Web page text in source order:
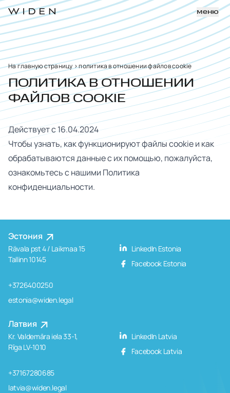
меню
На главную страницу>политика в отношении файлов cookie
ПОЛИТИКА В ОТНОШЕНИИ
ФАЙЛОВ COOKIE
Действует с 16.04.2024
Чтобы узнать, как функционируют файлы cookie и как
обрабатываются данные с их помощью, пожалуйста,
ознакомьтесь с нашими Политика
конфиденциальности.
Эстония
Rävala pst 4 / Laikmaa 15
Tallinn 10145
+3726400250
estonia@widen.legal
LinkedIn Estonia
Facebook Estonia
Латвия
Kr. Valdemāra iela 33-1,
Rīga LV-1010
+37167280685
latvia@widen.legal
LinkedIn Latvia
Facebook Latvia